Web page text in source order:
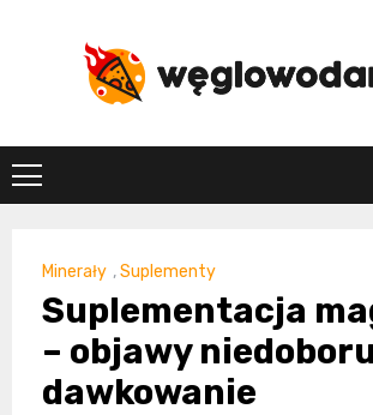
Minerały ,Suplementy
Suplementacja
– objawy
dawkowanie